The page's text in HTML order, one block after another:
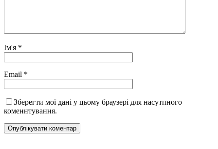
Ім'я *
Email *
Зберегти мої дані у цьому браузері для насутпного
коменнтування.